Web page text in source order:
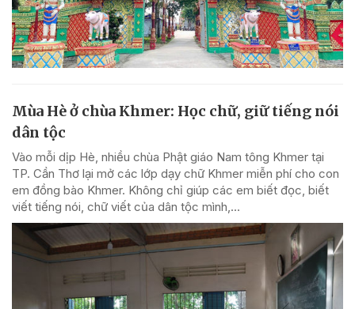
Mùa Hè ở chùa Khmer: Học chữ, giữ tiếng nói
dân tộc
Vào mỗi dịp Hè, nhiều chùa Phật giáo Nam tông Khmer tại
TP. Cần Thơ lại mở các lớp dạy chữ Khmer miễn phí cho con
em đồng bào Khmer. Không chỉ giúp các em biết đọc, biết
viết tiếng nói, chữ viết của dân tộc mình,...